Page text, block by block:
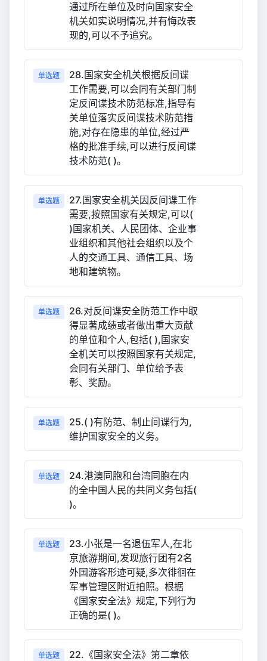
通过所在单位及时向国家安全
机关如实说明情况,并有悔改表
现的,可以不予追究。
单选题
28.国家安全机关根据反间谍
工作需要,可以会同有关部门制
定反间谍技术防范标准,指导有
关单位落实反间谍技术防范措
施,对存在隐患的单位,经过严
格的批准手续,可以进行反间谍
技术防范( )。
单选题
27.国家安全机关因反间谍工作
需要,按照国家有关规定,可以(
)国家机关、人民团体、企业事
业组织和其他社会组织以及个
人的交通工具、通信工具、场
地和建筑物。
单选题
26.对反间谍安全防范工作中取
得显著成绩或者做出重大贡献
的单位和个人,包括( ),国家安
全机关可以按照国家有关规定,
会同有关部门、单位给予表
彰、奖励。
单选题
25.( )有防范、制止间谍行为,
维护国家安全的义务。
单选题
24.港澳同胞和台湾同胞在内
的全中国人民的共同义务包括(
)。
单选题
23.小张是一名退伍军人,在北
京旅游期间,发现旅行团有2名
外国游客形迹可疑,多次徘徊在
军事管理区附近拍照。根据
《国家安全法》规定,下列行为
正确的是( )。
单选题
22.《国家安全法》第二章依